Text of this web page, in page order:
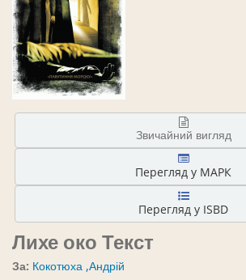
Звичайний вигляд
Перегляд у МАРК
Перегляд у ISBD
Лихе окоТекст
За: Кокотюха ,Андрій